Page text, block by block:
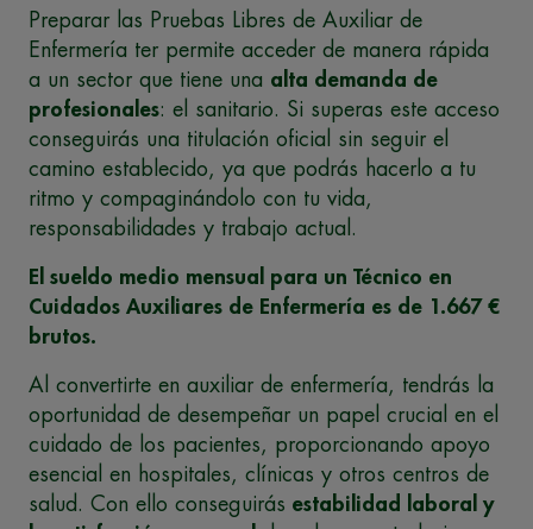
Preparar las Pruebas Libres de Auxiliar de
Enfermería ter permite acceder de manera rápida
a un sector que tiene una alta demanda de
profesionales: el sanitario. Si superas este acceso
conseguirás una titulación oficial sin seguir el
camino establecido, ya que podrás hacerlo a tu
ritmo y compaginándolo con tu vida,
responsabilidades y trabajo actual.
El sueldo medio mensual para un Técnico en
Cuidados Auxiliares de Enfermería es de 1.667 €
brutos.
Al convertirte en auxiliar de enfermería, tendrás la
oportunidad de desempeñar un papel crucial en el
cuidado de los pacientes, proporcionando apoyo
esencial en hospitales, clínicas y otros centros de
salud. Con ello conseguirás estabilidad laboral y